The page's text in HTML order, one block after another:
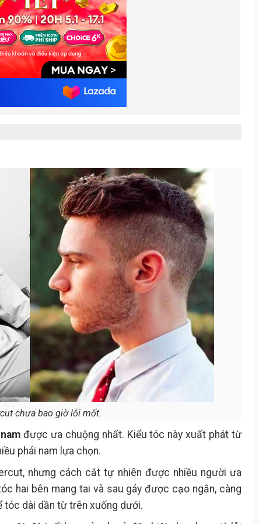
chưa bao giờ lỗi mốt.
được ưa chuộng nhất. Kiểu tóc này xuất phát từ
phái nam lựa chọn.
nhưng cách cắt tự nhiên được nhiều người ưa
hai bên mang tai và sau gáy được cạo ngắn, càng
tóc dài dần từ trên xuống dưới.